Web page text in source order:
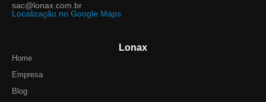
sac@lonax.com.br
Localização no Google Maps
Lonax
Home
Empresa
Blog